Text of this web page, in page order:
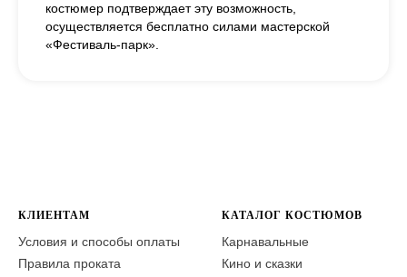
костюмер подтверждает эту возможность,
осуществляется бесплатно силами мастерской
«Фестиваль-парк».
КЛИЕНТАМ
Условия и способы оплаты
Правила проката
КАТАЛОГ КОСТЮМОВ
Карнавальные
Кино и сказки